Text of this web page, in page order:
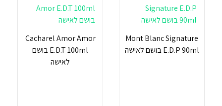
Mont Blanc Signature
E.D.P 90ml בושם לאישה
Cacharel Amor Amor
E.D.T 100ml בושם
לאישה